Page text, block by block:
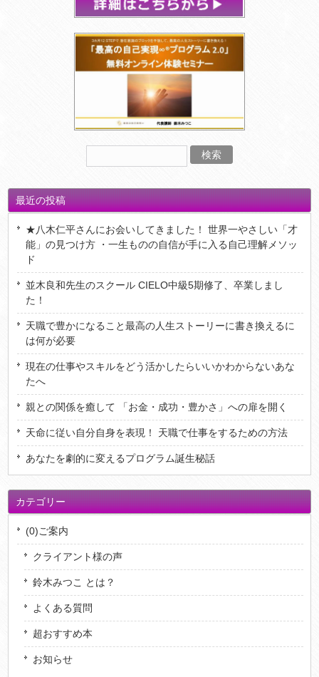
最近の投稿
★八木仁平さんにお会いしてきました！ 世界一やさしい「才
能」の見つけ方 ・一生ものの自信が手に入る自己理解メソッ
ド
並木良和先生のスクール CIELO中級5期修了、卒業しまし
た！
天職で豊かになること最高の人生ストーリーに書き換えるに
は何が必要
現在の仕事やスキルをどう活かしたらいいかわからないあな
たへ
親との関係を癒して 「お金・成功・豊かさ」への扉を開く
天命に従い自分自身を表現！ 天職で仕事をするための方法
あなたを劇的に変えるプログラム誕生秘話
カテゴリー
(0)ご案内
クライアント様の声
鈴木みつこ とは？
よくある質問
超おすすめ本
お知らせ